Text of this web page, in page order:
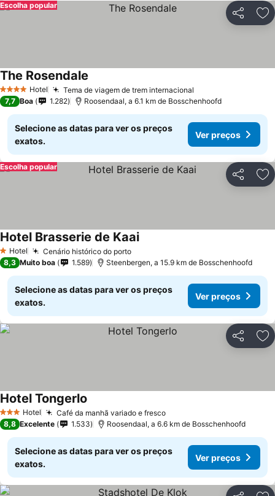
Partilhar
Escolha popular
4 EstrelasHotel Tema de viagem de trem internacional
The Rosendale
7,7 Boa 1.282 Roosendaal, a 6.1 km de Bosschenhoofd
Selecione as datas para ver os preços
exatos.
Ver preços
Partilhar
Escolha popular
1 Estrelas
Hotel Cenário histórico do portoVer preços
Hotel Brasserie de KaaiVer preços
8,3 Muito boa 1.589 Steenbergen, a 15.9 km de Bosschenhoofd
Selecione as datas para ver os preços
exatos.
Ver preços
Partilhar
3 EstrelasHotel Café da manhã variado e frescoVer preços
Hotel Tongerlo
8,8 Excelente 1.533 Roosendaal, a 6.6 km de Bosschenhoofd
Selecione as datas para ver os preços
exatos.
Ver preços